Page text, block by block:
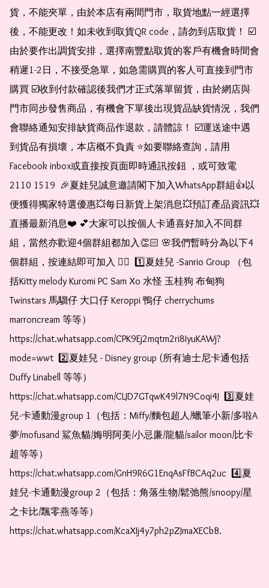
貨，不能夾單，由於本店有兩間門市，取貨地點一經選擇
後，不能更改！如未收到取貨QR code，請勿到店取貨！ ☑️
由於要作出調貨安排，選擇南豐點取貨的客戶有機會時間會
稍遲1-2日，不接受急單，如急需購買的客人可直接到門市
購買 ☑️收到付款確認後我們才正式落單留貨，由於網店與
門市同步發售商品，有機會下單後出現貨品缺貨情況，我們
會聯絡通知安排缺貨商品作退款，請體諒！ ☑️運送途中遇
到貨品有損壞，本店概不負責 ⭐️如要聯絡查詢，請用
Facebook inbox或直接按頁面即時通訊按鈕 ，或可致電
2110 1519  🎉夏娃兒誠意邀請閣下加入WhatsApp群組👍以
便獲得獨家特選優惠💥每日新貨上架消息💥預訂產品資訊💥
直播最新消息❤️ 💕大家可以按個人卡通喜好加入不同群
組，當然亦歡迎4個群組都加入👏🏻 🌸我們暫時分為以下4
個群組，按連結即可加入 👇🏻  1️⃣夏娃兒 -Sanrio Group （包
括Kitty melody Kuromi PC Sam Xo 水怪 玉桂狗 布甸狗
Twinstars 馬騮仔 大口仔 Keroppi 鴨仔 cherrychums
marroncream 等等）
https://chat.whatsapp.com/CPK9Ej2mqtm2ri8IyuKAWj?
mode=wwt  2️⃣夏娃兒 - Disney group (所有迪士尼卡通包括
Duffy Linabell 等等）
https://chat.whatsapp.com/CLJD7GTqwK49l7N9Coqi4J  3️⃣夏娃
兒-卡通動漫group 1（包括：Miffy/麵包超人/蠟筆小新/多啦A
夢/mofusand 鯊魚貓/娒明阿美/小忌廉/龍貓/sailor moon/比卡
超等等）
https://chat.whatsapp.com/GnH9R6G1EnqAsFfBCAq2uc  4️⃣夏
娃兒-卡通動漫group 2（包括：角落生物/鬆弛熊/snoopy/星
之卡比/飄零燕等等）
https://chat.whatsapp.com/KcaXIj4y7ph2pZJmaXECbB.